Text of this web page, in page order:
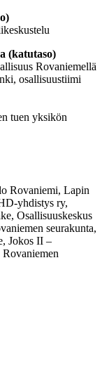
(katutaso)
Rovaniemellä
osallisuustiimi
tuen yksikön
Rovaniemi, Lapin
yhdistys ry,
Osallisuuskeskus
seurakunta,
Jokos II –